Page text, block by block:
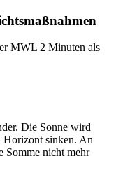
MWL 2 Minuten als
Die Sonne wird
Horizont sinken. An
Somme nicht mehr